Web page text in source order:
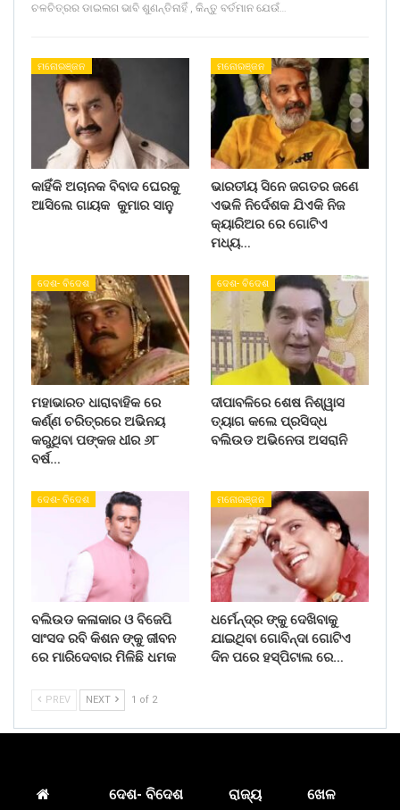
ଚଳଚିତ୍ରର ଡାଇଲଗ ଭାବି ଶୁଣନ୍ତିନାହିଁ , କିନ୍ତୁ ବର୍ତମାନ ଯେଉଁ…
ମନୋରଞ୍ଜନ
କାହିଁକି ଅଚାନକ ବିବାଦ ଘେରକୁ
ଆସିଲେ ଗାୟକ କୁମାର ସାନୁ
ମନୋରଞ୍ଜନ
ଭାରତୀୟ ସିନେ ଜଗତର ଜଣେ
ଏଭଳି ନିର୍ଦେଶକ ଯିଏକି ନିଜ
କ୍ୟାରିଅର ରେ ଗୋଟିଏ
ମଧ୍ୟ…
ଦେଶ- ବିଦେଶ
ମହାଭାରତ ଧାରାବାହିକ ରେ
କର୍ଣ୍ଣ ଚରିତ୍ରରେ ଅଭିନୟ
କରୁଥିବା ପଙ୍କଜ ଧୀର ୬୮
ବର୍ଷ…
ଦେଶ- ବିଦେଶ
ଦୀପାବଳିରେ ଶେଷ ନିଶ୍ୱାସ
ତ୍ୟାଗ କଲେ ପ୍ରସିଦ୍ଧ
ବଲିଉଡ ଅଭିନେତା ଅସରାନି
ଦେଶ- ବିଦେଶ
ବଲିଉଡ କଳାକାର ଓ ବିଜେପି
ସାଂସଦ ରବି କିଶନ ଙ୍କୁ ଜୀବନ
ରେ ମାରିଦେବାର ମିଳିଛି ଧମକ
ମନୋରଞ୍ଜନ
ଧର୍ମେନ୍ଦ୍ର ଙ୍କୁ ଦେଖିବାକୁ
ଯାଇଥିବା ଗୋବିନ୍ଦା ଗୋଟିଏ
ଦିନ ପରେ ହସ୍ପିଟାଲ ରେ…
PREV NEXT 1 of 2
ଦେଶ- ବିଦେଶ ରାଜ୍ୟ ଖେଳ